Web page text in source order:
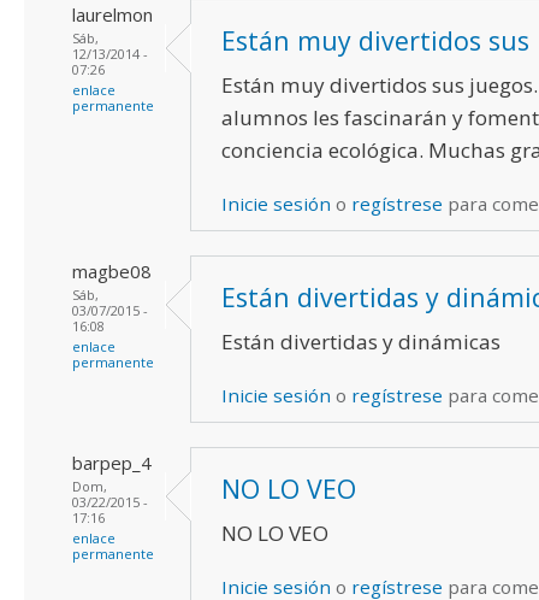
laurelmon
Sáb,
12/13/2014 -
07:26
enlace
permanente
Están muy divertidos sus
Están muy divertidos sus
alumnos les fascinarán y
conciencia ecológica. Muchas
Inicie sesión o regístrese para
magbe08
Sáb,
03/07/2015 -
16:08
enlace
permanente
Están divertidas y
Están divertidas y dinámicas
Inicie sesión o regístrese para
barpep_4
Dom,
03/22/2015 -
17:16
enlace
permanente
NO LO VEO
NO LO VEO
Inicie sesión o regístrese para